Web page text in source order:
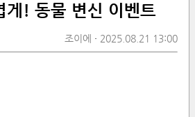
게! 동물 변신 이벤트
조이에 2025.08.21 13:00